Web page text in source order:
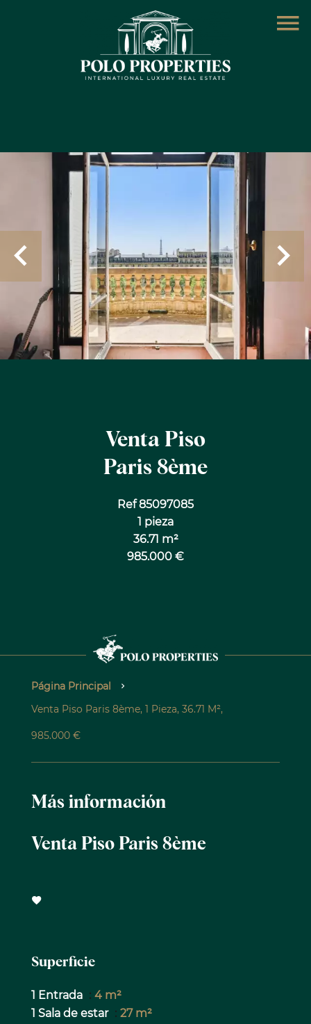
Venta Piso
Paris 8ème
Ref 85097085
1 pieza
36.71 m²
985.000 €
Página Principal
Venta Piso Paris 8ème, 1 Pieza, 36.71 M²,
985.000 €
Más información
Venta Piso Paris 8ème
Superficie
1 Entrada
4 m²
1 Sala de estar
27 m²